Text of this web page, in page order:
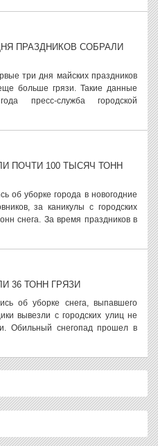
ПРАЗДНИКОВ СОБРАЛИ
три дня майских праздников
больше грязи. Такие данные
пресс-служба городской
ПОЧТИ 100 ТЫСЯЧ ТОНН
об уборке города в новогодние
за каникулы с городских
снега. За время праздников в
36 ТОНН ГРЯЗИ
об уборке снега, выпавшего
вывезли с городских улиц не
Обильный снегопад прошел в